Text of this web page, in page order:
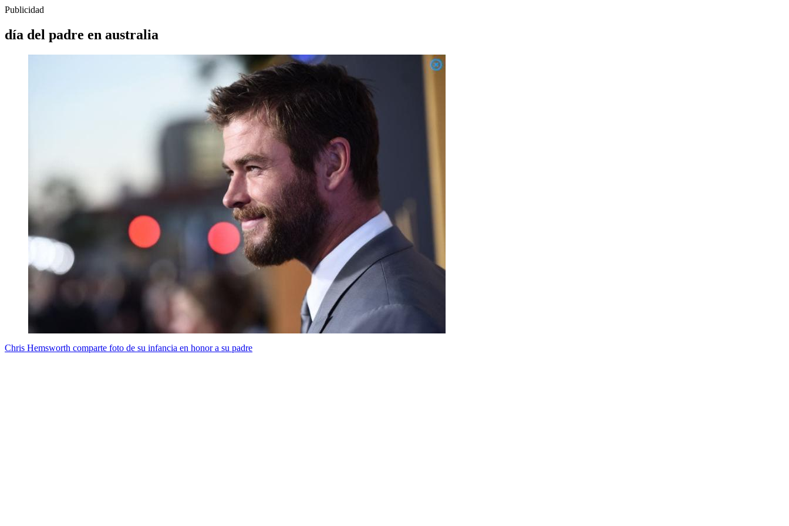
Publicidad
día del padre en australia
Chris Hemsworth comparte foto de su infancia en honor a su padre